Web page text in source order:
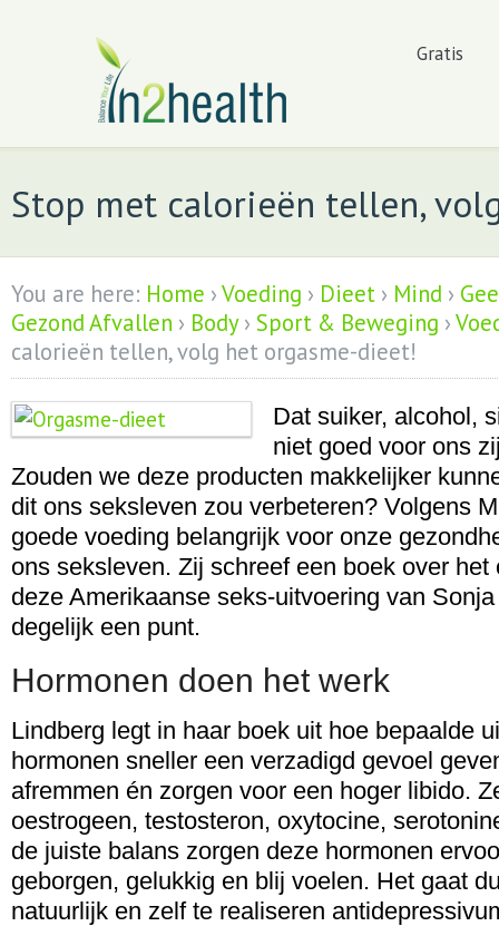
Gratis
Stop met calorieën tellen,
You are here: Home ›Voeding › Dieet › Mind ›
Gezond Afvallen › Body › Sport & Beweging ›
calorieën tellen, volg het orgasme-dieet!
Dat suiker, alcohol,
niet goed voor ons
Zouden we deze producten makkelijker
dit ons seksleven zou verbeteren? Volgens
goede voeding belangrijk voor onze
ons seksleven. Zij schreef een boek over het
deze Amerikaanse seks-uitvoering van
degelijk een punt.
Hormonen doen het werk
Lindberg legt in haar boek uit hoe bepaalde
hormonen sneller een verzadigd gevoel
afremmen én zorgen voor een hoger libido.
oestrogeen, testosteron, oxytocine,
de juiste balans zorgen deze hormonen
geborgen, gelukkig en blij voelen. Het gaat
natuurlijk en zelf te realiseren